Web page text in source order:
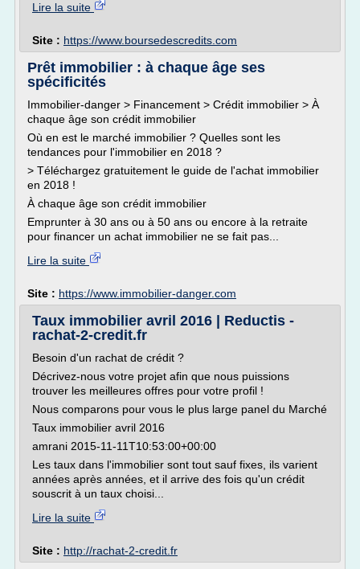
Lire la suite
Site : https://www.boursedescredits.com
Prêt immobilier : à chaque âge ses
spécificités
Immobilier-danger > Financement > Crédit immobilier > À
chaque âge son crédit immobilier
Où en est le marché immobilier ? Quelles sont les
tendances pour l'immobilier en 2018 ?
> Téléchargez gratuitement le guide de l'achat immobilier
en 2018 !
À chaque âge son crédit immobilier
Emprunter à 30 ans ou à 50 ans ou encore à la retraite
pour financer un achat immobilier ne se fait pas...
Lire la suite
Site : https://www.immobilier-danger.com
Taux immobilier avril 2016 | Reductis -
rachat-2-credit.fr
Besoin d'un rachat de crédit ?
Décrivez-nous votre projet afin que nous puissions
trouver les meilleures offres pour votre profil !
Nous comparons pour vous le plus large panel du Marché
Taux immobilier avril 2016
amrani 2015-11-11T10:53:00+00:00
Les taux dans l'immobilier sont tout sauf fixes, ils varient
années après années, et il arrive des fois qu'un crédit
souscrit à un taux choisi...
Lire la suite
Site : http://rachat-2-credit.fr